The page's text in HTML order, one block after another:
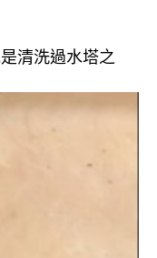
清洗過水塔之